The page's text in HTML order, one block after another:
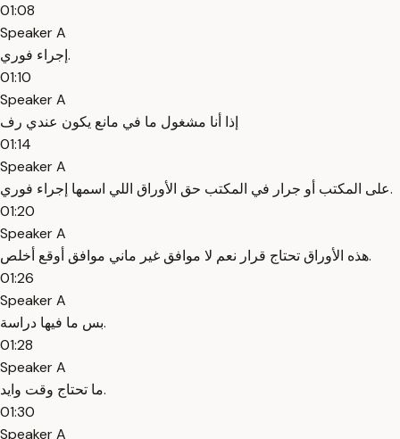
01:08
Speaker A
إجراء فوري.
01:10
Speaker A
إذا أنا مشغول ما في مانع يكون عندي رف
01:14
Speaker A
على المكتب أو جرار في المكتب حق الأوراق اللي اسمها إجراء فوري.
01:20
Speaker A
هذه الأوراق تحتاج قرار نعم لا موافق غير ماني موافق أوقع أخلص.
01:26
Speaker A
بس ما فيها دراسة.
01:28
Speaker A
ما تحتاج وقت وايد.
01:30
Speaker A